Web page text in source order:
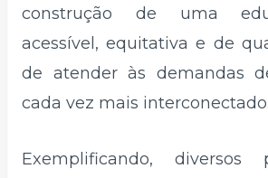
construção de uma
acessível, equitativa e de
de atender às demandas
cada vez mais interconectado.
Exemplificando, diversos